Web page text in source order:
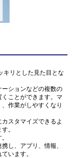
キリとした見た目とな
ションなどの複数の
ことができます。マ
作業がしやすくなり
スタマイズできるよ
。
し、アプリ、情報、
います。